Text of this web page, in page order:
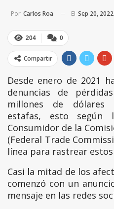
Por Carlos Roa El Sep 20, 2022
0
204
Compartir
Desde enero de 2021
denuncias de
millones de dólares
estafas, esto según
Consumidor de la
(Federal Trade
línea para rastrear
Casi la mitad de los
comenzó con un
mensaje en las redes